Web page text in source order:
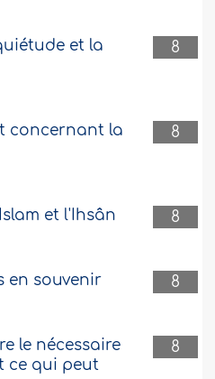
8
et la
8
concernant la
8
et l'Ihsân
8
en souvenir
8
le nécessaire
ce qui peut